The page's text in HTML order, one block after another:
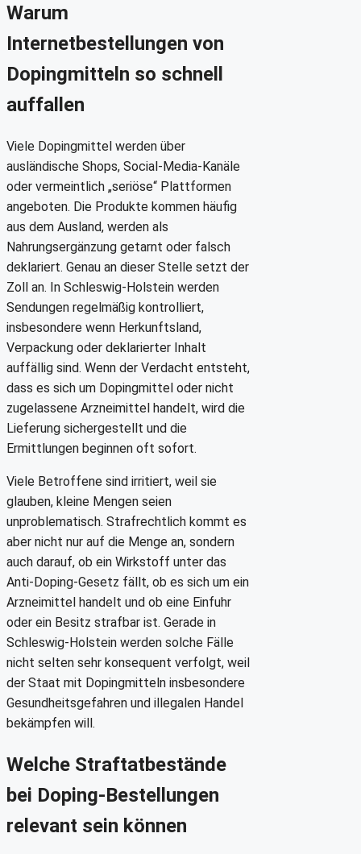
Warum
Internetbestellungen von
Dopingmitteln so schnell
auffallen
Viele Dopingmittel werden über
ausländische Shops, Social-Media-Kanäle
oder vermeintlich „seriöse“ Plattformen
angeboten. Die Produkte kommen häufig
aus dem Ausland, werden als
Nahrungsergänzung getarnt oder falsch
deklariert. Genau an dieser Stelle setzt der
Zoll an. In Schleswig-Holstein werden
Sendungen regelmäßig kontrolliert,
insbesondere wenn Herkunftsland,
Verpackung oder deklarierter Inhalt
auffällig sind. Wenn der Verdacht entsteht,
dass es sich um Dopingmittel oder nicht
zugelassene Arzneimittel handelt, wird die
Lieferung sichergestellt und die
Ermittlungen beginnen oft sofort.
Viele Betroffene sind irritiert, weil sie
glauben, kleine Mengen seien
unproblematisch. Strafrechtlich kommt es
aber nicht nur auf die Menge an, sondern
auch darauf, ob ein Wirkstoff unter das
Anti-Doping-Gesetz fällt, ob es sich um ein
Arzneimittel handelt und ob eine Einfuhr
oder ein Besitz strafbar ist. Gerade in
Schleswig-Holstein werden solche Fälle
nicht selten sehr konsequent verfolgt, weil
der Staat mit Dopingmitteln insbesondere
Gesundheitsgefahren und illegalen Handel
bekämpfen will.
Welche Straftatbestände
bei Doping-Bestellungen
relevant sein können